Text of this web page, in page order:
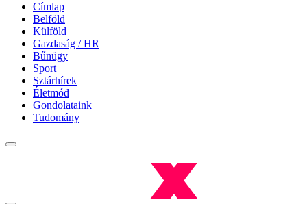
Címlap
Belföld
Külföld
Gazdaság / HR
Bűnügy
Sport
Sztárhírek
Életmód
Gondolataink
Tudomány